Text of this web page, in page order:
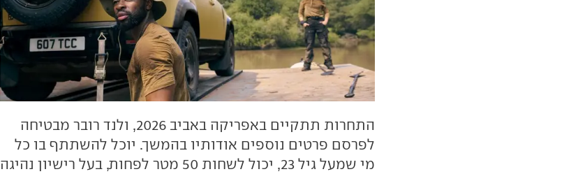
התחרות תתקיים באפריקה באביב 2026, ולנד רובר מבטיחה
לפרסם פרטים נוספים אודותיו בהמשך. יוכל להשתתף בו כל
מי שמעל גיל 23, יכול לשחות 50 מטר לפחות, בעל רישיון נהיגה